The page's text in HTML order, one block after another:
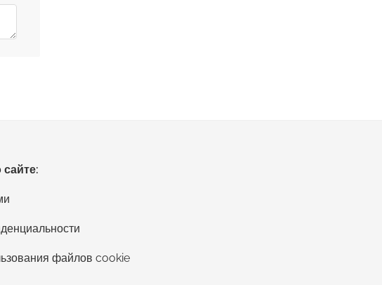
файлов cookie